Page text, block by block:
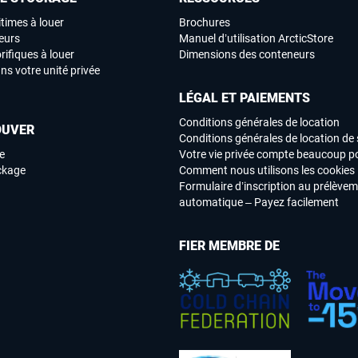
à louer
à louer
votre unité privée
Brochures
Manuel d’utilisation ArcticStore
Dimensions des conteneurs
LÉGAL ET PAIEMENTS
Conditions générales de location
Conditions générales de location de
Votre vie privée compte beaucoup
Comment nous utilisons les cookies
Formulaire d’inscription au
automatique – Payez facilement
FIER MEMBRE DE